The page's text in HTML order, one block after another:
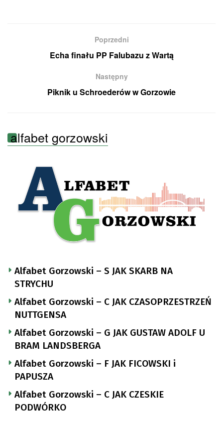
Poprzedni
Echa finału PP Falubazu z Wartą
Następny
Piknik u Schroederów w Gorzowie
alfabet gorzowski
Alfabet Gorzowski – S JAK SKARB NA
STRYCHU
Alfabet Gorzowski – C JAK CZASOPRZESTRZEŃ
NUTTGENSA
Alfabet Gorzowski – G JAK GUSTAW ADOLF U
BRAM LANDSBERGA
Alfabet Gorzowski – F JAK FICOWSKI i
PAPUSZA
Alfabet Gorzowski – C JAK CZESKIE
PODWÓRKO